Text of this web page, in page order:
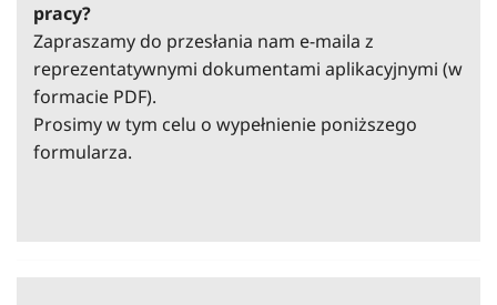
pracy?
Zapraszamy do przesłania nam e-maila z
reprezentatywnymi dokumentami aplikacyjnymi (w
formacie PDF).
Prosimy w tym celu o wypełnienie poniższego
formularza.